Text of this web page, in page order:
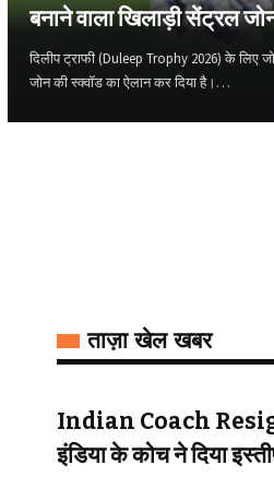
बनाने वाला खिलाड़ी सेंट्रल
दिलीप ट्राफी (Duleep Trophy 2026) के लिए
जोन की स्क्वॉड का ऐलान कर दिया है।…
ताज़ा खेल खबर
Indian Coach
इंडिया के कोच ने दिया